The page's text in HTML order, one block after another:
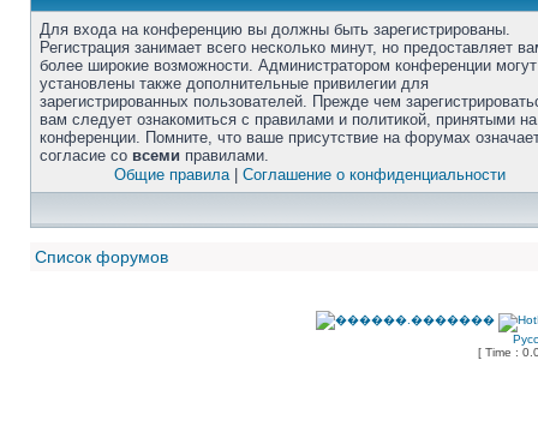
Для входа на конференцию вы должны быть зарегистрированы.
Регистрация занимает всего несколько минут, но предоставляет
более широкие возможности. Администратором конференции
установлены также дополнительные привилегии для
зарегистрированных пользователей. Прежде чем
вам следует ознакомиться с правилами и политикой, принятыми на
конференции. Помните, что ваше присутствие на форумах
согласие со всеми правилами.
Общие правила| Соглашение о конфиденциальности
Список форумов
[ Time :